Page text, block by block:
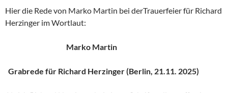
Hier die Rede von Marko Martin bei derTrauerfeier für Richard
Herzinger im Wortlaut:
Marko Martin
Grabrede für Richard Herzinger (Berlin, 21.11. 2025)